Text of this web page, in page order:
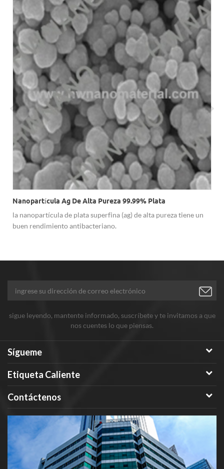
Nanopartícula Ag De Alta Pureza 99.99% Plata
la nanopartícula de plata superfina (ag) de alta pureza tiene un
buen rendimiento antibacteriano.
sigue leyendo, mantente informado, suscríbete y te invitamos a que
nos cuentes lo que piensas.
Sígueme
Etiqueta Caliente
Contáctenos